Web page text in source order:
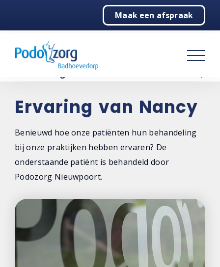
Maak een afspraak
Podologie
Over ons
Ervaring van Nancy
Benieuwd hoe onze patiënten hun behandeling
bij onze praktijken hebben ervaren? De
onderstaande patiënt is behandeld door
Podozorg Nieuwpoort.